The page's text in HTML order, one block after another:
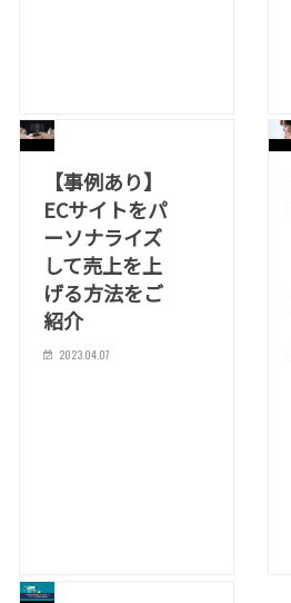
【事例あり】
ECサイトをパ
ーソナライズ
して売上を上
げる方法をご
紹介
2023.04.07